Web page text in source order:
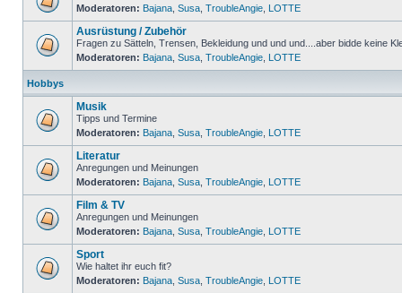
Moderatoren: Bajana Susa TroubleAngie LOTTE
Ausrüstung / Zubehör
Fragen zu Sätteln, Trensen, Bekleidung und und und....aber bidde keine
Moderatoren: Bajana Susa TroubleAngie LOTTE
Hobbys
Musik
Tipps und Termine
Moderatoren: Bajana Susa TroubleAngie LOTTE
Literatur
Anregungen und Meinungen
Moderatoren: Bajana Susa TroubleAngie LOTTE
Film & TV
Anregungen und Meinungen
Moderatoren: Bajana Susa TroubleAngie LOTTE
Sport
Wie haltet ihr euch fit?
Moderatoren: Bajana Susa TroubleAngie LOTTE